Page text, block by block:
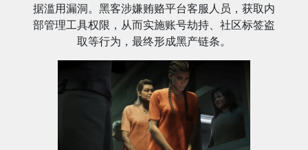
据滥用漏洞。黑客涉嫌贿赂平台客服人员，获取内
部管理工具权限，从而实施账号劫持、社区标签盗
取等行为，最终形成黑产链条。